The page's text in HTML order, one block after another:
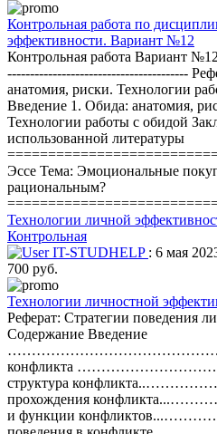
Контрольная работа по
эффективности. Вариант №12
Контрольная работа Вариант
----------------------------------------
анатомия, риски. Технологии
Введение 1. Обида: анатомия,
Технологии работы с обидой
использованной литературы
Эссе Тема: Эмоциональные
рациональным?
Технологии личной
Контрольная
IT-STUDHELP : 6 мая
700 руб.
Технологии личностной
Реферат: Стратегии поведения
Содержание Введение
конфликта
структура
прохождения
и функции